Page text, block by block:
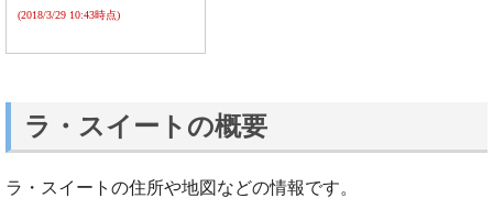
(2018/3/29 10:43時点)
ラ・スイートの概要
ラ・スイートの住所や地図などの情報です。